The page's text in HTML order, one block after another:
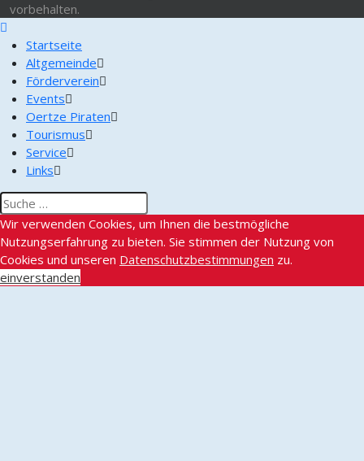
vorbehalten.
Startseite
Altgemeinde
Förderverein
Events
Oertze Piraten
Tourismus
Service
Links
Wir verwenden Cookies, um Ihnen die bestmögliche
Nutzungserfahrung zu bieten. Sie stimmen der Nutzung von
Cookies und unseren Datenschutzbestimmungen zu.
einverstanden